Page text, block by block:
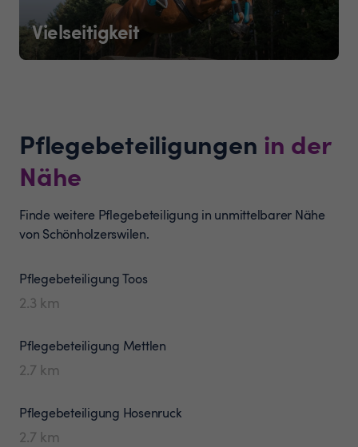
Vielseitigkeit
Pflegebeteiligungen in der
Nähe
Finde weitere Pflegebeteiligung in unmittelbarer Nähe
von Schönholzerswilen.
PflegebeteiligungToos
2.3 km
Pflegebeteiligung Mettlen
2.7 km
Pflegebeteiligung Hosenruck
2.7 km